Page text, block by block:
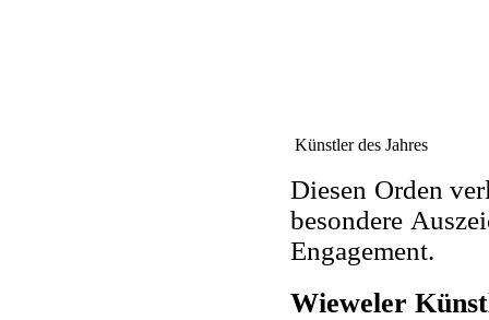
Künstler des Jahres
Diesen Orden
besondere
Engagement.
Wieweler